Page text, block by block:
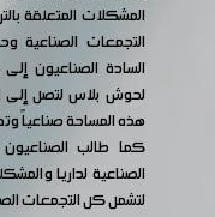
المشكلات المتعلقة
التجمعات الصناعية
السادة الصناعيون
لحوش بلاس لتصل إلى
هذه المساحة صناعياً
كما طالب
الصناعية لداريا
لتشمل كل التجمعات